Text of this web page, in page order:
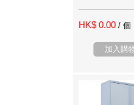
HK$ 0.00 / 個
加入購